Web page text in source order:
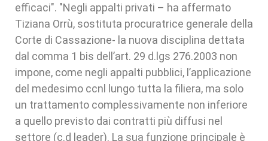
efficaci". "Negli appalti privati – ha affermato
Tiziana Orrù, sostituta procuratrice generale della
Corte di Cassazione- la nuova disciplina dettata
dal comma 1 bis dell’art. 29 d.lgs 276.2003 non
impone, come negli appalti pubblici, l’applicazione
del medesimo ccnl lungo tutta la filiera, ma solo
un trattamento complessivamente non inferiore
a quello previsto dai contratti più diffusi nel
settore (c.d leader). La sua funzione principale è